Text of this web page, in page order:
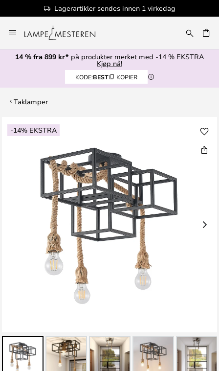
Lagerartikler sendes innen 1 virkedag
til
innhold
14 % fra 899 kr* på produkter merket med -14 % EKSTRA
Kjøp nå!
KODE:BEST KOPIER
Taklamper
-14% EKSTRA
Gå
til
bildegalleri